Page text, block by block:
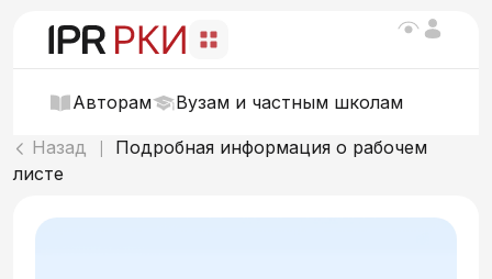
Авторам Вузам и частным школам
Назад
Подробная информация о рабочем
листе